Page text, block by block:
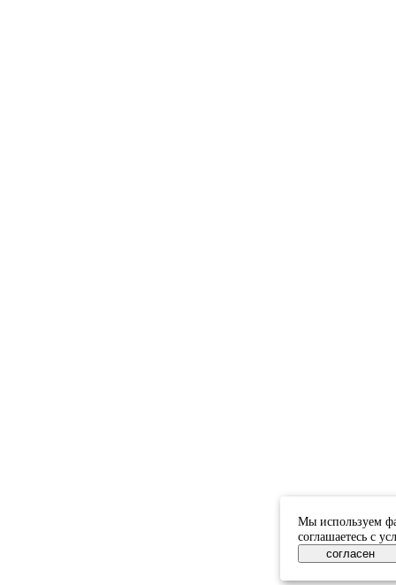
Мы используем
соглашаетесь с
согласен